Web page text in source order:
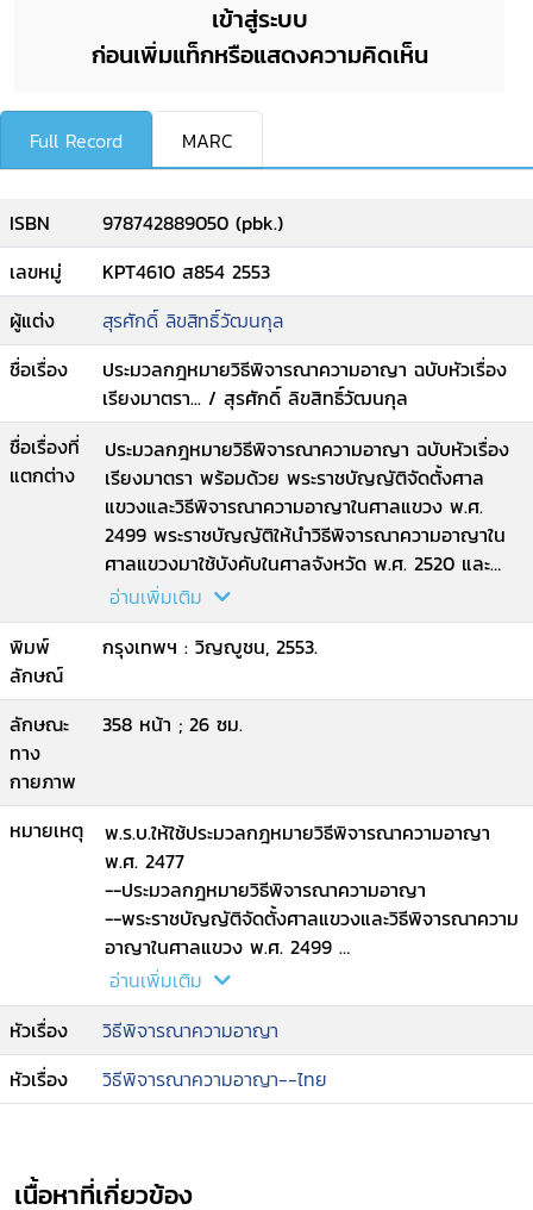
เข้าสู่ระบบ
ก่อนเพิ่มแท็กหรือแสดงความคิดเห็น
Full Record MARC
ISBN
978742889050 (pbk.)
เลขหมู่
KPT4610 ส854 2553
ผู้แต่ง
สุรศักดิ์ ลิขสิทธิ์วัฒนกุล
ชื่อเรื่อง
ประมวลกฎหมายวิธีพิจารณาความอาญา ฉบับหัวเรื่อง
เรียงมาตรา... / สุรศักดิ์ ลิขสิทธิ์วัฒนกุล
ชื่อเรื่องที่
แตกต่าง
ประมวลกฎหมายวิธีพิจารณาความอาญา ฉบับหัวเรื่อง
เรียงมาตรา พร้อมด้วย พระราชบัญญัติจัดตั้งศาล
แขวงและวิธีพิจารณาความอาญาในศาลแขวง พ.ศ.
2499 พระราชบัญญัติให้นำวิธีพิจารณาความอาญาใน
ศาลแขวงมาใช้บังคับในศาลจังหวัด พ.ศ. 2520 และ
พระราชบัญญัติการสอบสวนคดีพิเศษ พ.ศ. 2547
(รวมกฎกระทรวง ประกาศ ข้อบังคับ กคพ. และระเบียบ
ที่เกี่ยวข้อง)
อ่านเพิ่มเติม
พิมพ์
ลักษณ์
กรุงเทพฯ : วิญญูชน, 2553.
ลักษณะ
ทาง
กายภาพ
358 หน้า ; 26 ซม.
หมายเหตุ
พ.ร.บ.ให้ใช้ประมวลกฎหมายวิธีพิจารณาความอาญา
พ.ศ. 2477
--ประมวลกฎหมายวิธีพิจารณาความอาญา
--พระราชบัญญัติจัดตั้งศาลแขวงและวิธีพิจารณาความ
อาญาในศาลแขวง พ.ศ. 2499
--พระราชบัญญัติให้นำวิธีพิจารณาความอาญาในศาล
แขวงมาใช้บังคับในศาลจังหวัด พ.ศ. 2520
--พระราชบัญญัติการสอบสวนคดีพิเศษ พ.ศ. 2547.
อ่านเพิ่มเติม
หัวเรื่อง
วิธีพิจารณาความอาญา
หัวเรื่อง
วิธีพิจารณาความอาญา--ไทย
เนื้อหาที่เกี่ยวข้อง